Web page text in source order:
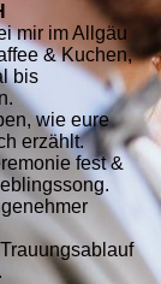
mir im Allgäu
& Kuchen,
bis
wie eure
erzählt.
fest &